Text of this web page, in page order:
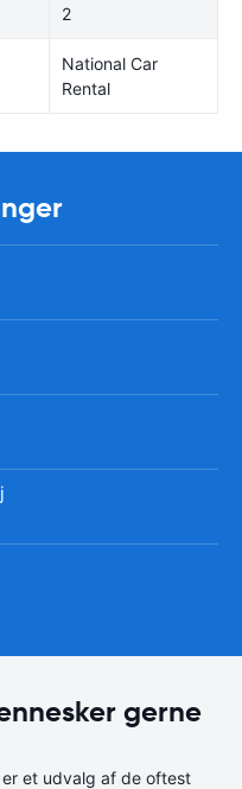
2
National Car
Rental
gerne
et udvalg af de oftest